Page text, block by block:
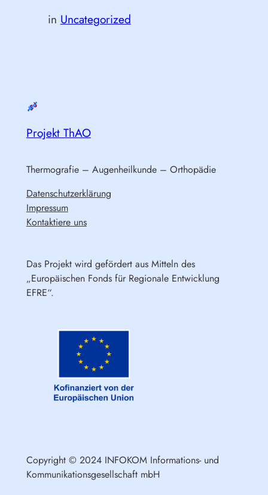
in Uncategorized
Projekt ThAO
Thermografie – Augenheilkunde – Orthopädie
Datenschutzerklärung
Impressum
Kontaktiere uns
Das Projekt wird gefördert aus Mitteln des
„Europäischen Fonds für Regionale Entwicklung
EFRE“.
Copyright © 2024 INFOKOM Informations- und
Kommunikationsgesellschaft mbH